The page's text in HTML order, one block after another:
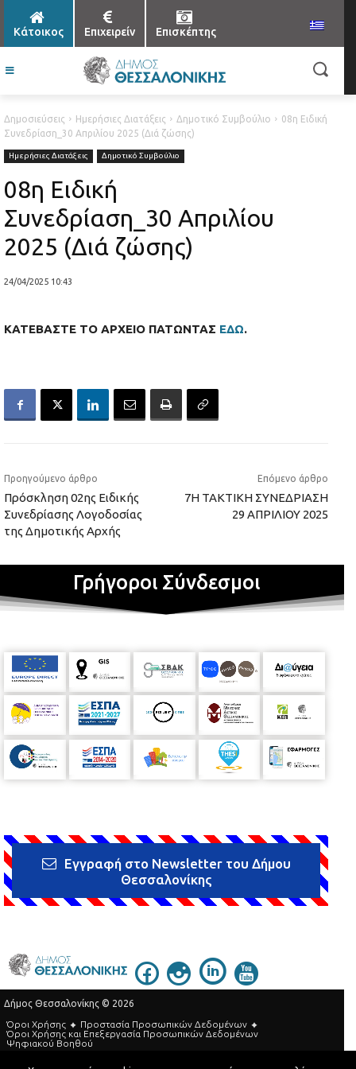
Κάτοικος Επιχειρείν Επισκέπτης
Δημοσιεύσεις Ημερήσιες Διατάξεις Δημοτικό Συμβούλιο
08η Ειδική
Συνεδρίαση_30 Απριλίου 2025 (Διά ζώσης)
Ημερήσιες Διατάξεις Δημοτικό Συμβούλιο
08η Ειδική
Συνεδρίαση_30 Απριλίου
2025 (Διά ζώσης)
24/04/2025 10:43
ΚΑΤΕΒΑΣΤΕ ΤΟ ΑΡΧΕΙΟ ΠΑΤΩΝΤΑΣ ΕΔΩ.
Προηγούμενο άρθρο
Πρόσκληση 02ης Ειδικής
Συνεδρίασης Λογοδοσίας
της Δημοτικής Αρχής
Επόμενο άρθρο
7Η ΤΑΚΤΙΚΗ ΣΥΝΕΔΡΙΑΣΗ
29 ΑΠΡΙΛΙΟΥ 2025
Γρήγοροι Σύνδεσμοι
Εγγραφή στο Newsletter του Δήμου
Θεσσαλονίκης
Δήμος Θεσσαλονίκης © 2026
Όροι Χρήσης
Προστασία Προσωπικών Δεδομένων
Όροι Xρήσης και Eπεξεργασία Προσωπικών Δεδομένων
Ψηφιακού Βοηθού
Τηλεφωνικός Κατάλογος